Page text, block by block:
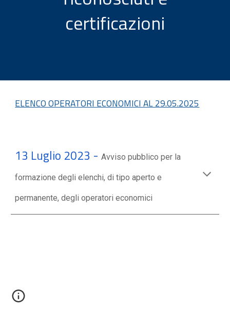
certificazioni
ELENCO OPERATORI ECONOMICI AL 29.05.2025
13 Luglio 2023 -Avviso pubblico per la
formazione degli elenchi,di tipo aperto e
permanente,degli operatori economici